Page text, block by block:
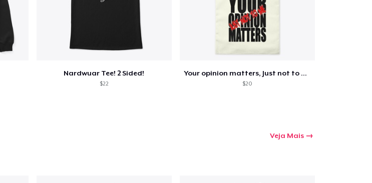
Nardwuar Tee! 2 Sided!
$22
Your opinion matters, Just not to me!
$20
Veja Mais